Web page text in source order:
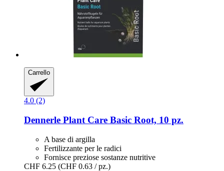
Carrello
4.0 (2)
Dennerle Plant Care Basic Root, 10 pz.
A base di argilla
Fertilizzante per le radici
Fornisce preziose sostanze nutritive
CHF 6.25 (CHF 0.63 / pz.)